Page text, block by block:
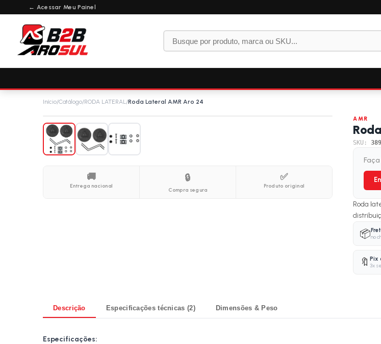
← Acessar Meu Painel
Início/Catálogo/RODA LATERAL/Roda Lateral AMR Aro 24
🚚
Entrega nacional
🔒
Compra segura
✅
Produto original
AMR
SKU:
Roda
📦no
🔖 Pix
3x
Descrição Especificações técnicas (2) Dimensões & Peso
Especificações: